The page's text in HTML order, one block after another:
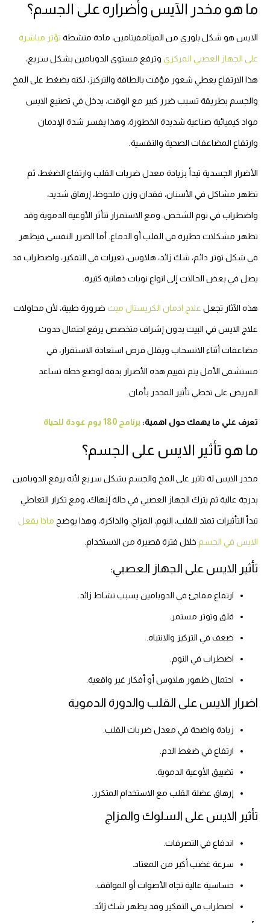
ما هو مخدر الآيس وأضراره على الجسم؟
الايس هو شكل بلوري من الميثامفيتامين، مادة منشطة تؤثر مباشرة
على الجهاز العصبي المركزي وترفع مستوى الدوبامين بشكل سريع،
هذا الارتفاع يعطي شعور مؤقت بالطاقة والتركيز، لكنه يضغط على المخ
والجسم بطريقة تسبب ضرر كبير مع الوقت، يدخل في تصنيع الايس
مواد كيميائية صناعية شديدة الخطورة، وهذا يفسر شدة الإدمان
وارتفاع المضاعفات الصحية والنفسية.
الأضرار الجسدية تبدأ بزيادة معدل ضربات القلب وارتفاع الضغط، ثم
تظهر مشاكل في الأسنان، فقدان وزن ملحوظ، إرهاق شديد،
واضطراب في نوم الشخص. ومع الاستمرار تتأثر الأوعية الدموية وقد
تظهر مشكلات خطيرة في القلب أو الدماغ. أما الضرر النفسي فيظهر
في شكل توتر دائم، شك زائد، هلاوس، تغيرات في التفكير، واضطراب قد
يصل في بعض الحالات إلى انواع نوبات ذهانية كثيرة.
هذه الآثار تجعل علاج ادمان الكريستال ميث ضرورة طبية، لأن محاولات
علاج الايس في البيت بدون إشراف متخصص يرفع احتمال حدوث
مضاعفات أثناء الانسحاب ويقلل فرص استعادة الاستقرار، في
مستشفى الأمل يتم تقييم هذه الأضرار بدقة لوضع خطة تساعد
المريض على تخطي تأثير المخدر بأمان.
تعرف علي ما يهمك حول اهمية: برنامج 180 يوم عودة للحياة
ما هو تأثير الايس على الجسم؟
مخدر الايس لة تاثير على المخ والجسم بشكل سريع لأنه يرفع الدوبامين
بدرجة عالية ثم يترك الجهاز العصبي في حالة إنهاك، ومع تكرار التعاطي
تبدأ التأثيرات تمتد للقلب، النوم، المزاج، والذاكرة، وهذا يوضح ماذا يفعل
الايس في الجسم خلال فترة قصيرة من الاستخدام.
تأثير الايس على الجهاز العصبي:
ارتفاع مفاجئ في الدوبامين يسبب نشاط زائد.
قلق وتوتر مستمر.
ضعف في التركيز والانتباه.
اضطراب في النوم.
احتمال ظهور هلاوس أو أفكار غير واقعية.
اضرار الايس على القلب والدورة الدموية
زيادة واضحة في معدل ضربات القلب.
ارتفاع في ضغط الدم.
تضييق الأوعية الدموية.
إرهاق عضلة القلب مع الاستخدام المتكرر.
تأثير الايس على السلوك والمزاج
اندفاع في التصرفات.
سرعة غضب أكبر من المعتاد.
حساسية عالية تجاه الأصوات أو المواقف.
اضطراب في التفكير وقد يظهر شك زائد.